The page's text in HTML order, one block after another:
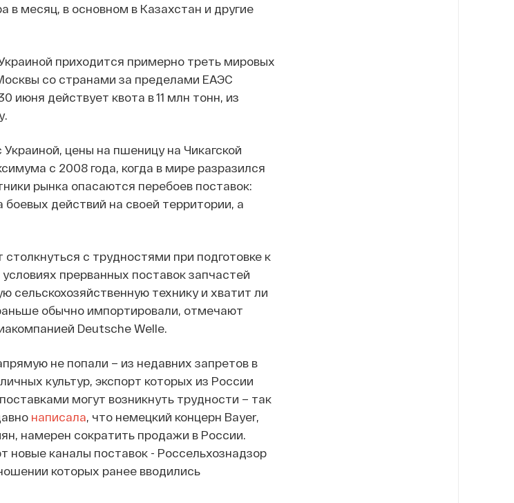
в месяц, в основном в Казахстан и другие
приходится примерно треть мировых
со странами за пределами ЕАЭС
июня действует квота в 11 млн тонн, из
цены на пшеницу на Чикагской
с 2008 года, когда в мире разразился
рынка опасаются перебоев поставок:
действий на своей территории, а
с трудностями при подготовке к
прерванных поставок запчастей
сельскохозяйственную технику и хватит ли
обычно импортировали, отмечают
Deutsche Welle.
не попали – из недавних запретов в
культур, экспорт которых из России
могут возникнуть трудности – так
написала , что немецкий концерн Bayer,
намерен сократить продажи в России.
новые каналы поставок - Россельхознадзор
которых ранее вводились